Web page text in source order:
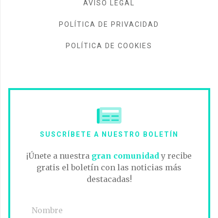
AVISO LEGAL
POLÍTICA DE PRIVACIDAD
POLÍTICA DE COOKIES
SUSCRÍBETE A NUESTRO BOLETÍN
¡Únete a nuestra gran comunidady recibe
gratis el boletín con las noticias más
destacadas!